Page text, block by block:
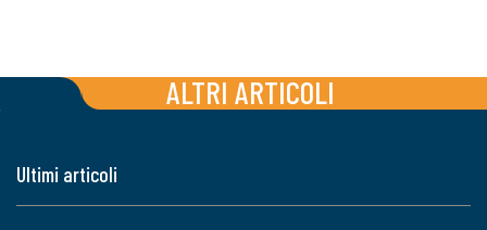
ALTRI ARTICOLI
Ultimi articoli